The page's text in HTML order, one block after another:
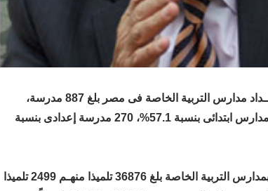
أعلن الجهاز المركزى للتعبئة العامة والإحصاء أن إجمـــالى أعـــداد مدارس التربية الخاصة فى مصر بلغ 887 مدرسة،
منـهم 16 مدرسة بمرحلة ما قبل الابتدائى بنسبـة 1.8%، و506 مدارس ابتدائى بنسبة 57.1%، 270 مدرسة إعدادى بنسبة
وقال الجهاز، فى بيان له، اليوم الأحد، إن إجمالى أعداد التلاميذ بمدارس التربية الخاصة بلغ 36876 تلميذا منهـم 2499 تلميذا